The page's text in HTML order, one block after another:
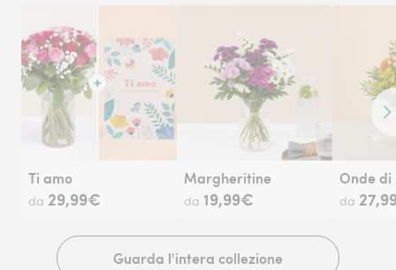
Ti amo
da 29,99€
Margheritine
da 19,99€
Onde di
da
Guarda l'intera collezione